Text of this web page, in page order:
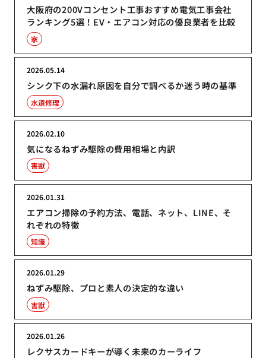
大阪府の200Vコンセント工事おすすめ電気工事会社
ランキング5選！EV・エアコン対応の優良業者を比較
家
シンク下の水漏れ原因を自分で調べるか迷う時の基準
2026.05.14
水道修理
気になるねずみ駆除の費用相場と内訳
2026.02.10
害獣
エアコン掃除の予約方法、電話、ネット、LINE、そ
れぞれの特徴
2026.01.31
知識
ねずみ駆除、プロと素人の決定的な違い
2026.01.29
害獣
レクサスカードキーが導く未来のカーライフ
2026.01.26